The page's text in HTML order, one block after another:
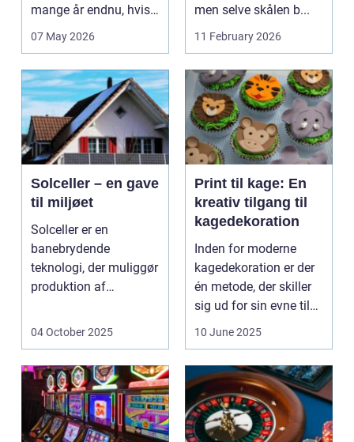
mange år endnu, hvis
de fik den r...
07 May 2026
men selve skålen b...
11 February 2026
Solceller – en gave
til miljøet
Solceller er en
banebrydende
teknologi, der muliggør
produktion af
udnytt...
04 October 2025
Print til kage: En
kreativ tilgang til
kagedekoration
Inden for moderne
kagedekoration er der
én metode, der skiller
sig ud for sin evne til
at bri...
10 June 2025